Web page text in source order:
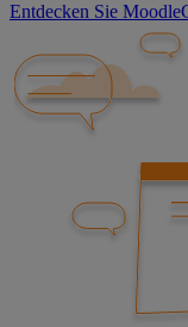
Entdecken Sie